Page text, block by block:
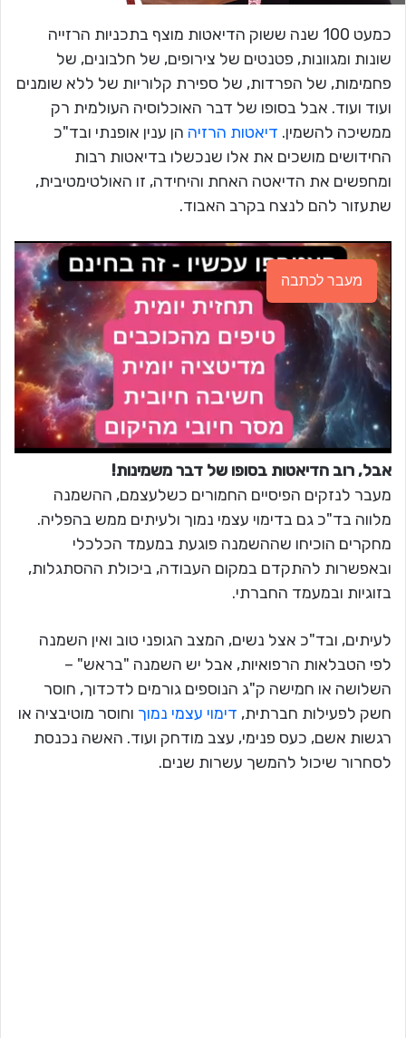
כמעט 100 שנה ששוק הדיאטות מוצף בתכניות הרזייה
שונות ומגוונות, פטנטים של צירופים, של חלבונים, של
פחמימות, של הפרדות, של ספירת קלוריות של ללא שומנים
ועוד ועוד. אבל בסופו של דבר האוכלוסיה העולמית רק
ממשיכה להשמין. דיאטות הרזיה הן ענין אופנתי ובד"כ
החידושים מושכים את אלו שנכשלו בדיאטות רבות
ומחפשים את הדיאטה האחת והיחידה, זו האולטימטיבית,
שתעזור להם לנצח בקרב האבוד.
מעבר לכתבה
אבל, רוב הדיאטות בסופו של דבר משמינות!
מעבר לנזקים הפיסיים החמורים כשלעצמם, ההשמנה
מלווה בד"כ גם בדימוי עצמי נמוך ולעיתים ממש בהפליה.
מחקרים הוכיחו שההשמנה פוגעת במעמד הכלכלי
ובאפשרות להתקדם במקום העבודה, ביכולת ההסתגלות,
בזוגיות ובמעמד החברתי.
לעיתים, ובד"כ אצל נשים, המצב הגופני טוב ואין השמנה
לפי הטבלאות הרפואיות, אבל יש השמנה "בראש" –
השלושה או חמישה ק"ג הנוספים גורמים לדכדוך, חוסר
חשק לפעילות חברתית, דימוי עצמי נמוך וחוסר מוטיבציה או
רגשות אשם, כעס פנימי, עצב מודחק ועוד. האשה נכנסת
לסחרור שיכול להמשך עשרות שנים.